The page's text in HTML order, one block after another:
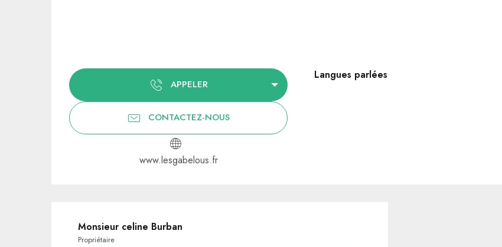
APPELER
CONTACTEZ-NOUS
www.lesgabelous.fr
Langues parlées
Langues parlées
Monsieur celine Burban
Propriétaire